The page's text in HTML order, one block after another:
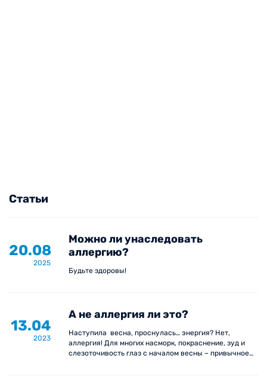
Статьи
20.08
2025
Можно ли унаследовать
аллергию?
Будьте здоровы!
13.04
2023
А не аллергия ли это?
Наступила весна, проснулась… энергия? Нет,
аллергия! Для многих насморк, покраснение, зуд и
слезоточивость глаз с началом весны – привычное